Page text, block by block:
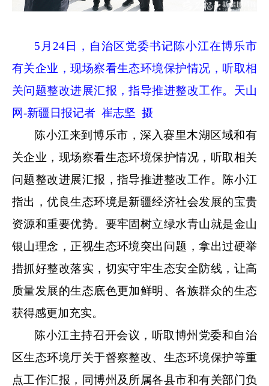
5 月 24 日，自治区党委书记陈小江在博乐市
有关企业，现场察看生态环境保护情况，听取相
关问题整改进展汇报，指导推进整改工作。天山
网-新疆日报记者 崔志坚 摄
陈小江来到博乐市，深入赛里木湖区域和有
关企业，现场察看生态环境保护情况，听取相关
问题整改进展汇报，指导推进整改工作。陈小江
指出，优良生态环境是新疆经济社会发展的宝贵
资源和重要优势。要牢固树立绿水青山就是金山
银山理念，正视生态环境突出问题，拿出过硬举
措抓好整改落实，切实守牢生态安全防线，让高
质量发展的生态底色更加鲜明、各族群众的生态
获得感更加充实。
陈小江主持召开会议，听取博州党委和自治
区生态环境厅关于督察整改、生态环境保护等重
点工作汇报，同博州及所属各县市和有关部门负